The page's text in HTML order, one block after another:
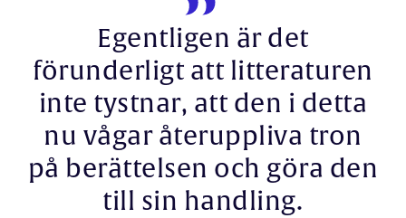
Egentligen är det
förunderligt att litteraturen
inte tystnar, att den i detta
nu vågar återuppliva tron
på berättelsen och göra den
till sin handling.